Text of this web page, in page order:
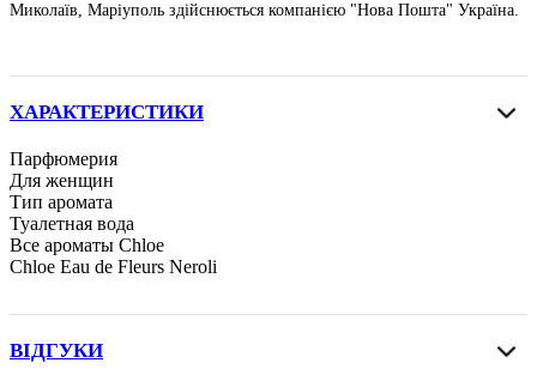
Миколаїв, Маріуполь здійснюється компанією "Нова Пошта" Україна.
ХАРАКТЕРИСТИКИ
Парфюмерия
Для женщин
Тип аромата
Туалетная вода
Все ароматы Chloe
Chloe Eau de Fleurs Neroli
ВІДГУКИ